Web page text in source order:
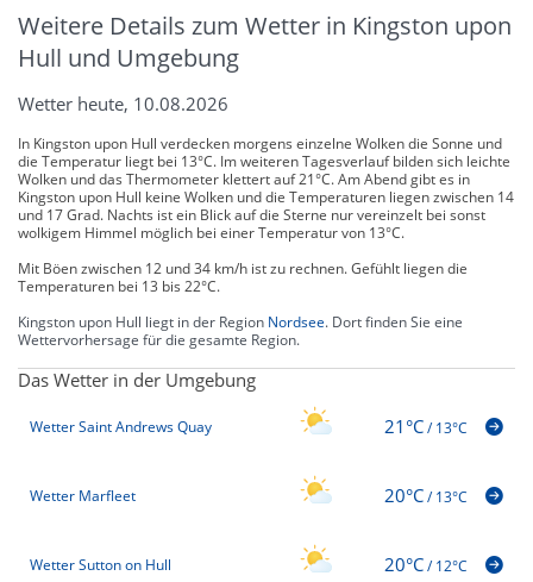
Weitere Details zum Wetter in Kingston upon
Hull und Umgebung
Wetter heute, 10.08.2026
In Kingston upon Hull verdecken morgens einzelne Wolken die Sonne und
die Temperatur liegt bei 13°C. Im weiteren Tagesverlauf bilden sich leichte
Wolken und das Thermometer klettert auf 21°C. Am Abend gibt es in
Kingston upon Hull keine Wolken und die Temperaturen liegen zwischen 14
und 17 Grad. Nachts ist ein Blick auf die Sterne nur vereinzelt bei sonst
wolkigem Himmel möglich bei einer Temperatur von 13°C.
Mit Böen zwischen 12 und 34 km/h ist zu rechnen. Gefühlt liegen die
Temperaturen bei 13 bis 22°C.
Kingston upon Hull liegt in der Region Nordsee. Dort finden Sie eine
Wettervorhersage für die gesamte Region.
Das Wetter in der Umgebung
Wetter Saint Andrews Quay 21°C/13°C
Wetter Marfleet 20°C/13°C
Wetter Sutton on Hull 20°C/12°C